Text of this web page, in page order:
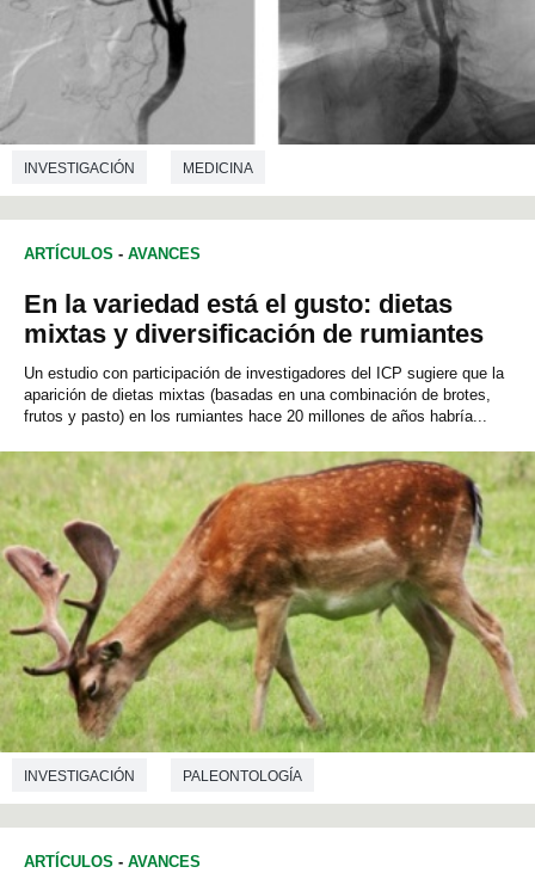
INVESTIGACIÓN MEDICINA
ARTÍCULOS - AVANCES
En la variedad está el gusto: dietas
mixtas y diversificación de rumiantes
Un estudio con participación de investigadores del ICP sugiere que la
aparición de dietas mixtas (basadas en una combinación de brotes,
frutos y pasto) en los rumiantes hace 20 millones de años habría...
INVESTIGACIÓN PALEONTOLOGÍA
ARTÍCULOS - AVANCES